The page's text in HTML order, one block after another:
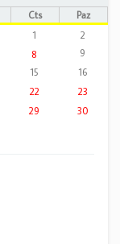
Cts
Paz
1
2
8
9
15
16
22
23
29
30